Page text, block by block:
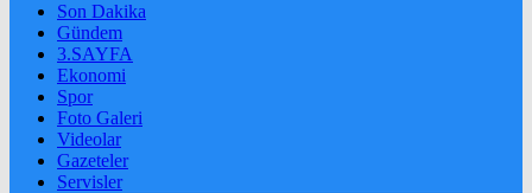
Son Dakika
Gündem
3.SAYFA
Ekonomi
Spor
Foto Galeri
Videolar
Gazeteler
Servisler